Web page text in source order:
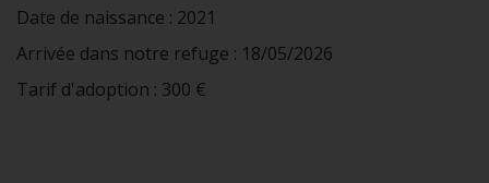
Date de naissance : 2021
Arrivée dans notre refuge : 18/05/2026
Tarif d'adoption : 300 €